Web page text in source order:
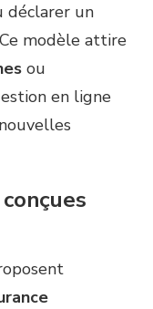
déclarer un
modèle attire
ou
en ligne